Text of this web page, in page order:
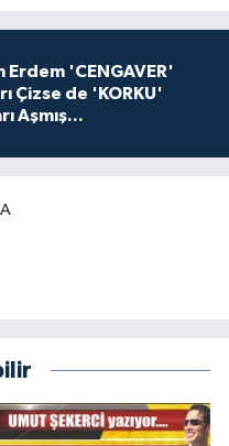
Erdem 'CENGAVER'
Çizse de 'KORKU'
Aşmış...